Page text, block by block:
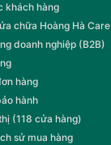
khách hàng
chữa Hoàng Hà Care
doanh nghiệp (B2B)
hàng
hành
(118 cửa hàng)
sử mua hàng